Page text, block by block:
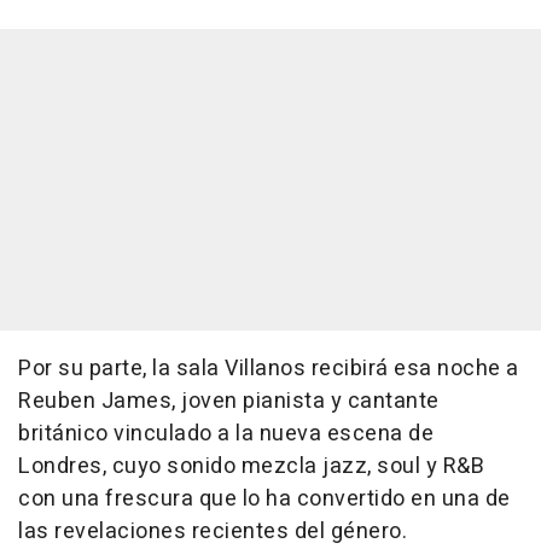
Por su parte, la sala Villanos recibirá esa noche a
Reuben James, joven pianista y cantante
británico vinculado a la nueva escena de
Londres, cuyo sonido mezcla jazz, soul y R&B
con una frescura que lo ha convertido en una de
las revelaciones recientes del género.